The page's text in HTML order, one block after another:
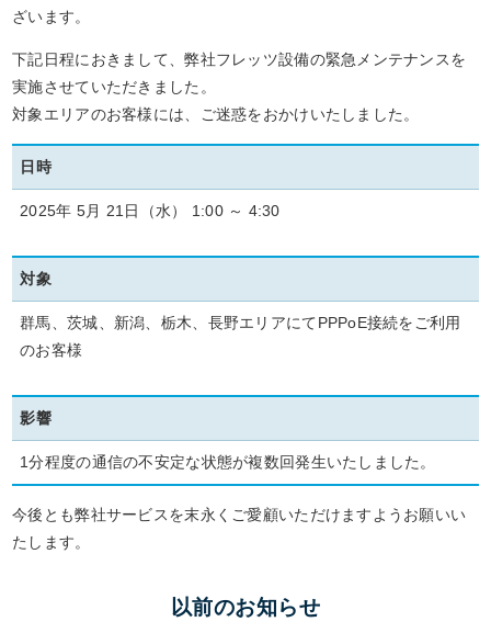
ざいます。
下記日程におきまして、弊社フレッツ設備の緊急メンテナンスを
実施させていただきました。
対象エリアのお客様には、ご迷惑をおかけいたしました。
日時
2025年 5月 21日（水） 1:00 ～ 4:30
対象
群馬、茨城、新潟、栃木、長野エリアにてPPPoE接続をご利用
のお客様
影響
1分程度の通信の不安定な状態が複数回発生いたしました。
今後とも弊社サービスを末永くご愛顧いただけますようお願いい
たします。
以前のお知らせ